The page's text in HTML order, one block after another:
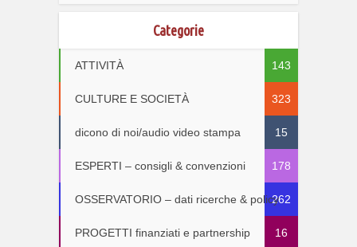
Categorie
ATTIVITÀ 143
CULTURE E SOCIETÀ 323
dicono di noi/audio video stampa 15
ESPERTI – consigli & convenzioni 178
OSSERVATORIO – dati ricerche & policy262
PROGETTI finanziati e partnership 16